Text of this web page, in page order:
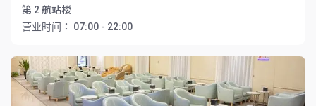
第 2 航站楼
营业时间：
07:00 - 22:00